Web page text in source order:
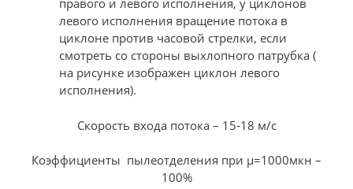
правого и левого исполнения, у циклонов
левого исполнения вращение потока в
циклоне против часовой стрелки, если
смотреть со стороны выхлопного патрубка (
на рисунке изображен циклон левого
исполнения).
Скорость входа потока – 15-18 м/c
Коэффициенты пылеотделения при μ=1000мкн –
100%